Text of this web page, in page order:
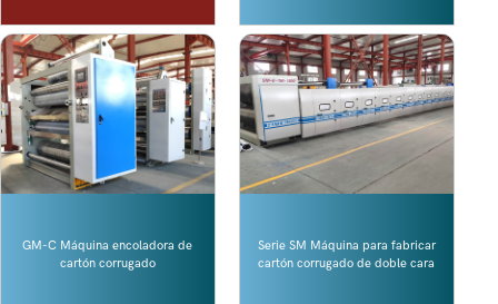
GM-C Máquina encoladora de
cartón corrugado
Serie SM Máquina para fabricar
cartón corrugado de doble cara